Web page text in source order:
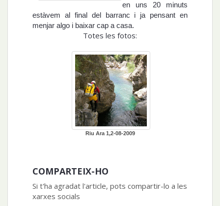
en uns 20 minuts
estàvem al final del barranc i ja pensant en
menjar algo i baixar cap a casa.
Totes les fotos:
Riu Ara 1,2-08-2009
COMPARTEIX-HO
Si t'ha agradat l'article, pots compartir-lo a les
xarxes socials